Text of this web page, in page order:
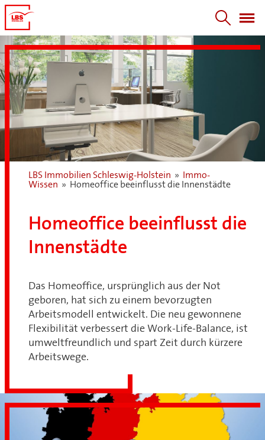
LBS Immobilien Schleswig-Holstein »
Immo-
Wissen » Homeoffice beeinflusst die Innenstädte
Homeoffice beeinflusst die
Innenstädte
Das Homeoffice, ursprünglich aus der Not
geboren, hat sich zu einem bevorzugten
Arbeitsmodell entwickelt. Die neu gewonnene
Flexibilität verbessert die Work-Life-Balance, ist
umweltfreundlich und spart Zeit durch kürzere
Arbeitswege.